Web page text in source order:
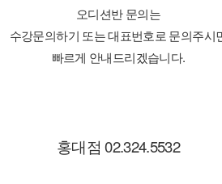
오디션반 문의는
수강문의하기 또는 대표번호로 문의주시
빠르게 안내드리겠습니다.
홍대점 02.324.5532